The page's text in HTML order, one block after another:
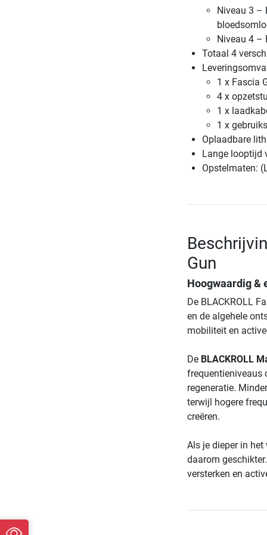
Niveau 3 –
Niveau 4 –
Totaal 4
1 x Fascia
4 x
1 x
1 x
Oplaadbare
Lange looptijd
Opstelmaten:
Gun
Hoogwaardig &
De BLACKROLL
en de algehele
mobiliteit en
De BLACKROLL
frequentieniveaus
regeneratie.
terwijl hogere
creëren.
Als je dieper in
daarom
versterken en